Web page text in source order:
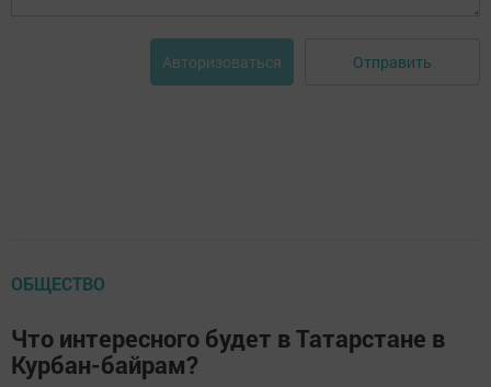
Авторизоваться Отправить
ОБЩЕСТВО
Что интересного будет в Татарстане в
Курбан-байрам?